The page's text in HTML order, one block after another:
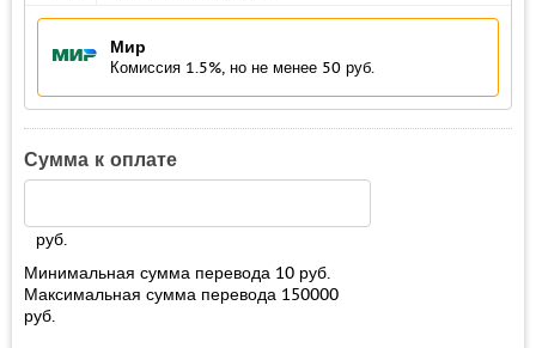
Мир
Комиссия 1.5%, но не менее 50 руб.
Сумма к оплате
руб.
Минимальная сумма перевода 10 руб.
Максимальная сумма перевода 150000
руб.